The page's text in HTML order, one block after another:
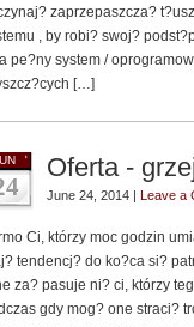
zaprzepaszcza?
, by robi? swoj?
pe?ny system /
[…]
Oferta -
June 24, 2014 | Leave a
Ci, którzy moc godzin
tendencj? do ko?ca si?
za? pasuje ni? ci, którzy
gdy mog? one straci?